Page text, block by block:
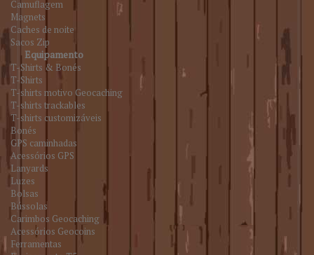
Camuflagem
Magnets
Caches de noite
Sacos Zip
Equipamento
T-Shirts & Bonés
T-Shirts
T-shirts motivo Geocaching
T-shirts trackables
T-shirts customizáveis
Bonés
GPS caminhadas
Acessórios GPS
Lanyards
Luzes
Bolsas
Bússolas
Carimbos Geocaching
Acessórios Geocoins
Ferramentas